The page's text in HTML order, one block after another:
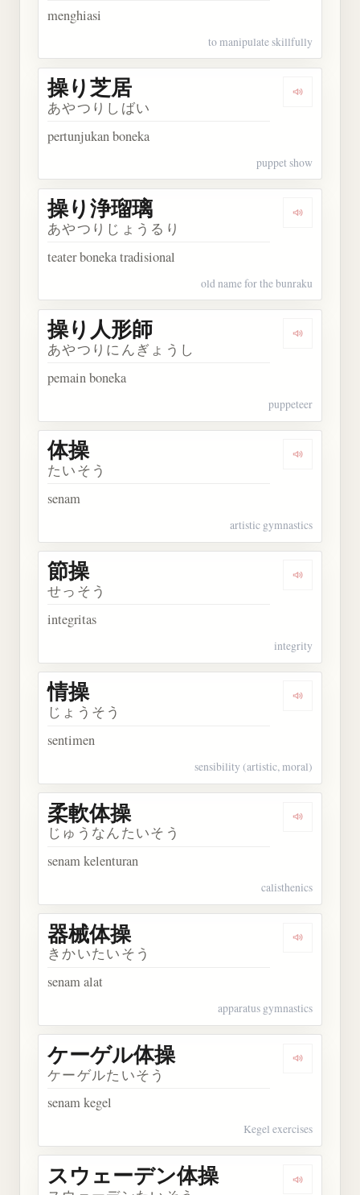
menghiasi
to manipulate skillfully
Dengarkan
操り芝居
あやつりしばい
pertunjukan boneka
puppet show
Dengarkan
操り浄瑠璃
あやつりじょうるり
teater boneka tradisional
old name for the bunraku
Dengarkan
操り人形師
あやつりにんぎょうし
pemain boneka
puppeteer
Dengarkan
体操
たいそう
senam
artistic gymnastics
Dengarkan
節操
せっそう
integritas
integrity
Dengarkan
情操
じょうそう
sentimen
sensibility (artistic, moral)
Dengarkan
柔軟体操
じゅうなんたいそう
senam kelenturan
calisthenics
Dengarkan
器械体操
きかいたいそう
senam alat
apparatus gymnastics
Dengarkan
ケーゲル体操
ケーゲルたいそう
senam kegel
Kegel exercises
Dengarkan
スウェーデン体操